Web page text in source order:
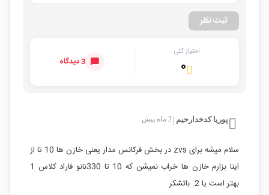
ثبت نظر
امتیاز کلی
۰ 3 دیدگاه
پوریا کدخدارحیم 2 ماه پیش
سلام میشه برای zvs در بخش فرکانس مدار یعنی خازن ها 10 تا از
اینا بزارم خازن ها خراب نمیشن که 10 تا 330نانو فاراد کلاس 1
بهتر است یا 2. باتشکر